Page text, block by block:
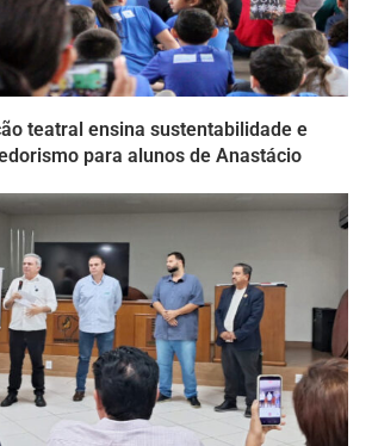
teatral ensina sustentabilidade e
para alunos de Anastácio